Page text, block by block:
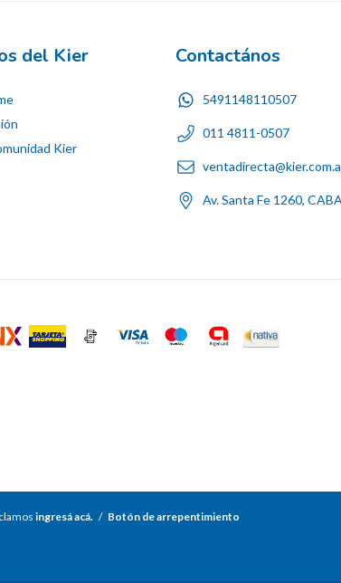
del Kier
Kier
Contactános
5491148110507
011 4811-0507
Av. Santa Fe 1260,
ingresá acá. / Botón de arrepentimiento